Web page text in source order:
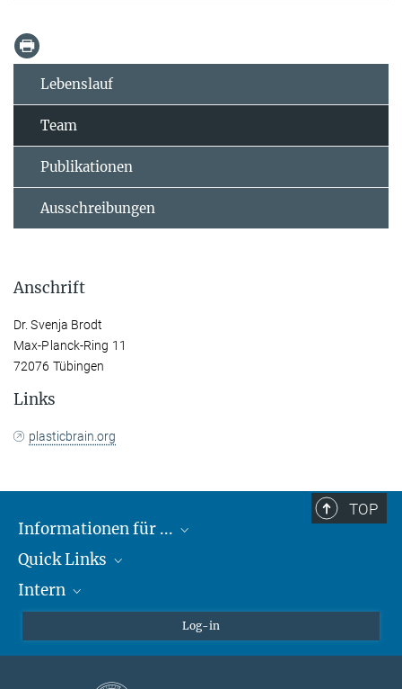
Lebenslauf
Team
Publikationen
Ausschreibungen
Anschrift
Dr. Svenja Brodt
Max-Planck-Ring 11
72076 Tübingen
Links
plasticbrain.org
TOP
Informationen für ...
Lieferanten
Studierende
Quick Links
Max-Planck-Gesellschaft
Max-Planck-Campus Tübingen
Stellenangebote
Intern
Log-in